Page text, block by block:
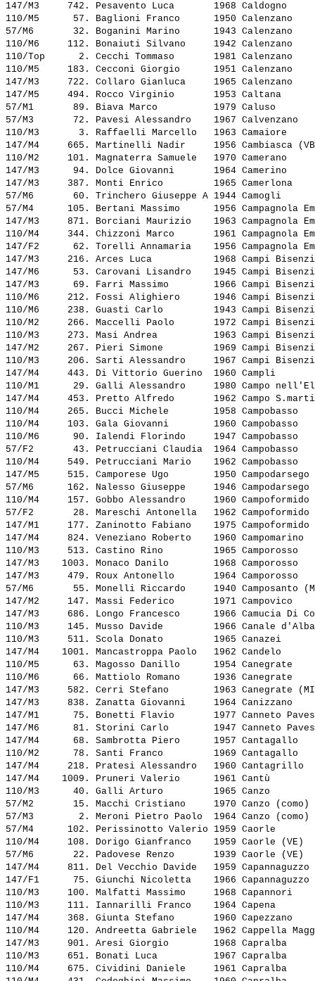
147/M3     742. Pesavento Luca
1968 Caldogno
110/M5      57. Baglioni Franco
1950
57/M6       32. Boganini Marino
1943
110/M6     112. Bonaiuti Silvano
1942
110/Top      2. Cecchi Tommaso
1981
110/M5     183. Cecconi Giorgio
1951
147/M3     722. Collaro Gianluca
1965
147/M5     494. Rocco Virginio
1953 Caltana
57/M1       89. Biava Marco
1979 Caluso
57/M3       72. Pavesi Alessandro
1967
110/M3       3. Raffaelli Marcello
1963 Camaiore
147/M4     665. Martinelli Nadir
1956
110/M2     101. Magnaterra Samuele
1970 Camerano
147/M3      94. Dolce Giovanni
1964 Camerino
147/M3     387. Monti Enrico
1965
57/M6       60. Trinchero Giuseppe A 1944 Camogli
57/M4      105. Bertani Massimo
1956
147/M3     871. Borciani Maurizio
1963
110/M4     344. Chizzoni Marco
1961
147/F2      62. Torelli Annamaria
1956
147/M3     216. Arces Luca
1968 Campi
147/M6      53. Carovani Lisandro
1945 Campi
147/M3      69. Farri Massimo
1966 Campi
110/M6     212. Fossi Alighiero
1946 Campi
110/M6     238. Guasti Carlo
1943 Campi
110/M2     266. Maccelli Paolo
1972 Campi
110/M3     273. Masi Andrea
1963 Campi
147/M2     267. Pieri Simone
1969 Campi
110/M3     206. Sarti Alessandro
1967 Campi
147/M4     443. Di Vittorio Guerino
1960 Campli
110/M1      29. Galli Alessandro
1980 Campo
147/M4     453. Pretto Alfredo
1962 Campo
110/M4     265. Bucci Michele
1958
110/M4     103. Gala Giovanni
1960
110/M6      90. Ialendi Florindo
1947
57/F2       43. Petrucciani Claudia
1964
110/M4     549. Petrucciani Mario
1962
147/M5     515. Camporese Ugo
1950
57/M6      162. Nalesso Giuseppe
1946
110/M4     157. Gobbo Alessandro
1960
57/F2       28. Mareschi Antonella
1962
147/M1     177. Zaninotto Fabiano
1975
147/M4     824. Veneziano Roberto
1960
110/M3     513. Castino Rino
1965
147/M3    1003. Monaco Danilo
1968
147/M3     479. Roux Antonello
1964
57/M6       55. Monelli Riccardo
1940
147/M2     147. Massi Federico
1971 Campovico
147/M3     686. Longo Francesco
1966 Camucia
110/M3     145. Musso Davide
1966 Canale
110/M3     511. Scola Donato
1965 Canazei
147/M4    1001. Mancastroppa Paolo
1962 Candelo
110/M5      63. Magosso Danillo
1954 Canegrate
110/M6      66. Mattiolo Romano
1936 Canegrate
147/M3     582. Cerri Stefano
1963
147/M3     838. Zanatta Giovanni
1964 Canizzano
147/M1      75. Bonetti Flavio
1977 Canneto
147/M6      81. Storini Carlo
1947 Canneto
147/M4      68. Sambrotta Piero
1957
110/M2      78. Santi Franco
1969
147/M4     218. Pratesi Alessandro
1960
147/M4    1009. Pruneri Valerio
1961 Cantù
110/M3      40. Galli Arturo
1965 Canzo
57/M2       15. Macchi Cristiano
1970 Canzo
57/M3        2. Meroni Pietro Paolo
1964 Canzo
57/M4      102. Perissinotto Valerio 1959 Caorle
110/M4     108. Dorigo Gianfranco
1959 Caorle
57/M6       22. Padovese Renzo
1939 Caorle
147/M4     811. Del Vecchio Davide
1959
147/F1      75. Giunchi Nicoletta
1966
110/M3     100. Malfatti Massimo
1968
110/M3     111. Iannarilli Franco
1964 Capena
147/M4     368. Giunta Stefano
1960
110/M4     120. Andreetta Gabriele
1962 Cappella
147/M3     901. Aresi Giorgio
1968 Capralba
110/M3     651. Bonati Luca
1967 Capralba
110/M4     675. Cividini Daniele
1961 Capralba